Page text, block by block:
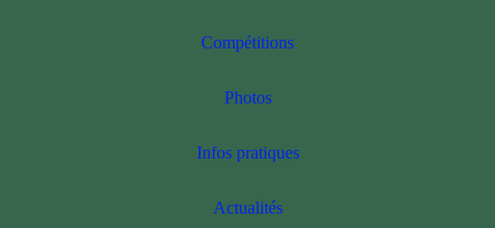
Compétitions
Photos
Infos pratiques
Actualités